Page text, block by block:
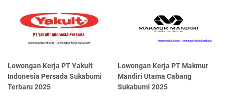
Lowongan Kerja PT Yakult
Indonesia Persada Sukabumi
Terbaru 2025
Lowongan Kerja PT Makmur
Mandiri Utama Cabang
Sukabumi 2025